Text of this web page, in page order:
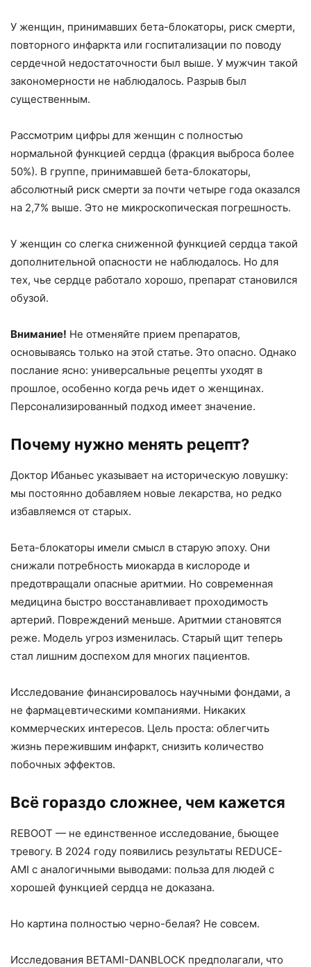
У женщин, принимавших бета-блокаторы, риск смерти,
повторного инфаркта или госпитализации по поводу
сердечной недостаточности был выше. У мужчин такой
закономерности не наблюдалось. Разрыв был
существенным.
Рассмотрим цифры для женщин с полностью
нормальной функцией сердца (фракция выброса более
50%). В группе, принимавшей бета-блокаторы,
абсолютный риск смерти за почти четыре года оказался
на 2,7% выше. Это не микроскопическая погрешность.
У женщин со слегка сниженной функцией сердца такой
дополнительной опасности не наблюдалось. Но для
тех, чье сердце работало хорошо, препарат становился
обузой.
Внимание! Не отменяйте прием препаратов,
основываясь только на этой статье. Это опасно. Однако
послание ясно: универсальные рецепты уходят в
прошлое, особенно когда речь идет о женщинах.
Персонализированный подход имеет значение.
Почему нужно менять рецепт?
Доктор Ибаньес указывает на историческую ловушку:
мы постоянно добавляем новые лекарства, но редко
избавляемся от старых.
Бета-блокаторы имели смысл в старую эпоху. Они
снижали потребность миокарда в кислороде и
предотвращали опасные аритмии. Но современная
медицина быстро восстанавливает проходимость
артерий. Повреждений меньше. Аритмии становятся
реже. Модель угроз изменилась. Старый щит теперь
стал лишним доспехом для многих пациентов.
Исследование финансировалось научными фондами, а
не фармацевтическими компаниями. Никаких
коммерческих интересов. Цель проста: облегчить
жизнь пережившим инфаркт, снизить количество
побочных эффектов.
Всё гораздо сложнее, чем кажется
REBOOT — не единственное исследование, бьющее
тревогу. В 2024 году появились результаты REDUCE-
AMI с аналогичными выводами: польза для людей с
хорошей функцией сердца не доказана.
Но картина полностью черно-белая? Не совсем.
Исследования BETAMI-DANBLOCK предполагали, что